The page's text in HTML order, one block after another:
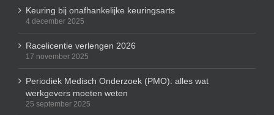
Keuring bij onafhankelijke keuringsarts
4 december 2025
Racelicentie verlengen 2026
17 november 2025
Periodiek Medisch Onderzoek (PMO): alles wat
werkgevers moeten weten
25 september 2025